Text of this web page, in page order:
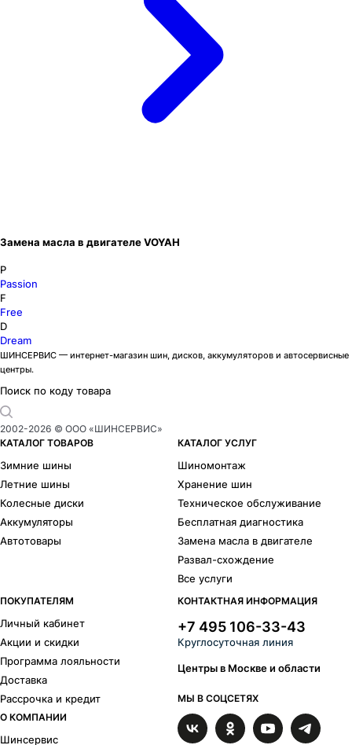
Замена масла в двигателе VOYAH
P
Passion
F
Free
D
Dream
ШИНСЕРВИС — интернет-магазин шин, дисков, аккумуляторов и автосервисные
центры.
Поиск по коду товара
2002-2026 © ООО «ШИНСЕРВИС»
КАТАЛОГ ТОВАРОВ
Зимние шины
Летние шины
Колесные диски
Аккумуляторы
Автотовары
КАТАЛОГ УСЛУГ
Шиномонтаж
Хранение шин
Техническое обслуживание
Бесплатная диагностика
Замена масла в двигателе
Развал-схождение
Все услуги
ПОКУПАТЕЛЯМ
Личный кабинет
Акции и скидки
Программа лояльности
Доставка
Рассрочка и кредит
О КОМПАНИИ
Шинсервис
КОНТАКТНАЯ ИНФОРМАЦИЯ
+7 495 106-33-43
Круглосуточная линия
Центры в Москве и области
МЫ В СОЦСЕТЯХ